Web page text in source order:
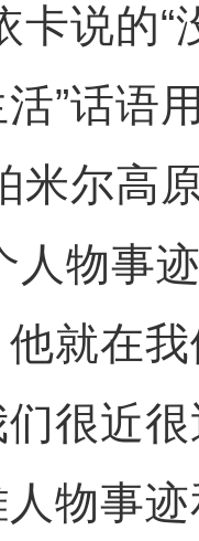
卡说的
”话语
米尔高
人物事
就在
很近
物事